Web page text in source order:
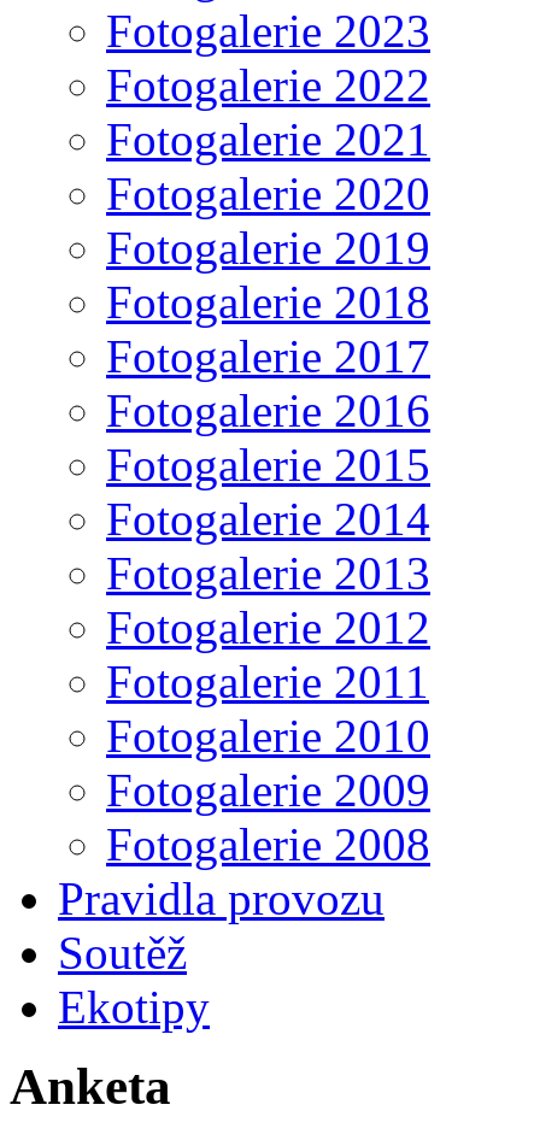
Fotogalerie 2023
Fotogalerie 2022
Fotogalerie 2021
Fotogalerie 2020
Fotogalerie 2019
Fotogalerie 2018
Fotogalerie 2017
Fotogalerie 2016
Fotogalerie 2015
Fotogalerie 2014
Fotogalerie 2013
Fotogalerie 2012
Fotogalerie 2011
Fotogalerie 2010
Fotogalerie 2009
Fotogalerie 2008
Pravidla provozu
Soutěž
Ekotipy
Anketa